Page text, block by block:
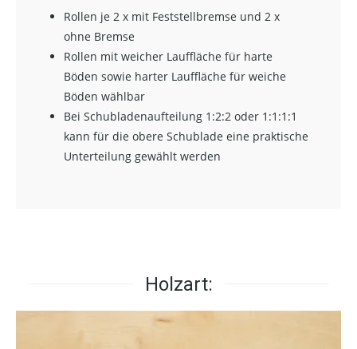
Rollen je 2 x mit Feststellbremse und 2 x
ohne Bremse
Rollen mit weicher Lauffläche für harte
Böden sowie harter Lauffläche für weiche
Böden wählbar
Bei Schubladenaufteilung 1:2:2 oder 1:1:1:1
kann für die obere Schublade eine praktische
Unterteilung gewählt werden
Holzart: